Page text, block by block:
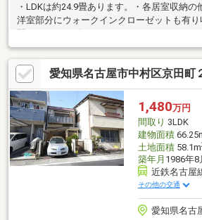
・LDKは約24.9畳あります。・各居室収納
洋室部分にウォークインクローゼットも有り
ースやゴルフバックなどの収納にも便利で
浴室です。・1階トイレは手洗いカウンター
のあるスペースがございます。・2階15.5帖
ワールームがございます。・2階ルーフバル
上あり、ゆとりがございます。・広々とし
置スペースがあります。
愛知県名古屋市中村区京田町
1,480万円
間取り 3LDK
建物面積
土地面積58.1m
築年月 1986年
近鉄名古屋
その他の交通
愛知県名古